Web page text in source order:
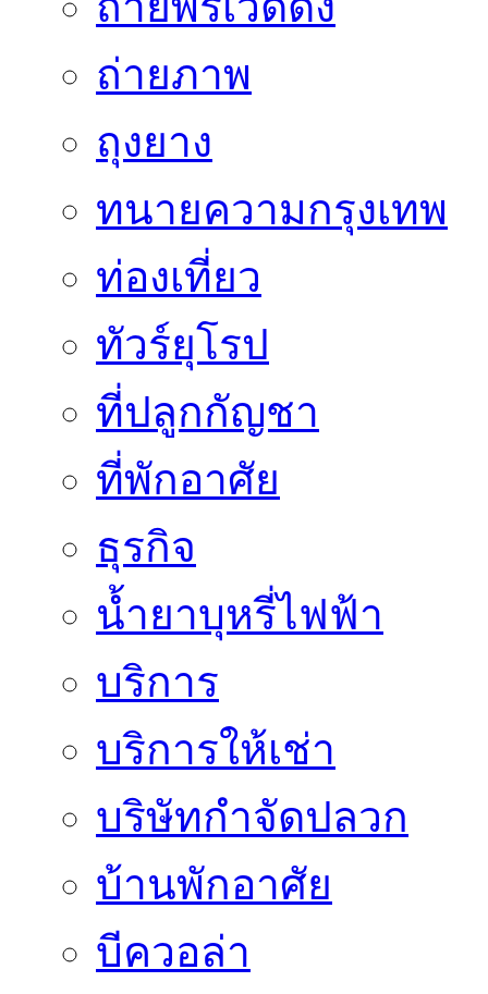
ถ่ายภาพ
ถุงยาง
ทนายความกรุงเทพ
ท่องเที่ยว
ทัวร์ยุโรป
ที่ปลูกกัญชา
ที่พักอาศัย
ธุรกิจ
น้ำยาบุหรี่ไฟฟ้า
บริการ
บริการให้เช่า
บริษัทกำจัดปลวก
บ้านพักอาศัย
บีควอล่า